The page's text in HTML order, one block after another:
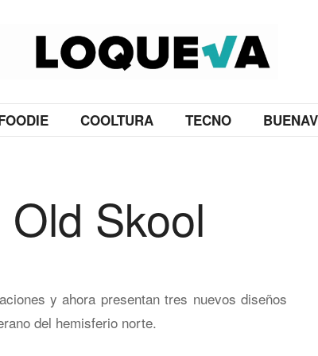
COOLTURA TECNO
Skool
y ahora presentan tres nuevos diseños
del hemisferio norte.